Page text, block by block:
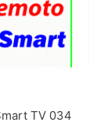
TV 034